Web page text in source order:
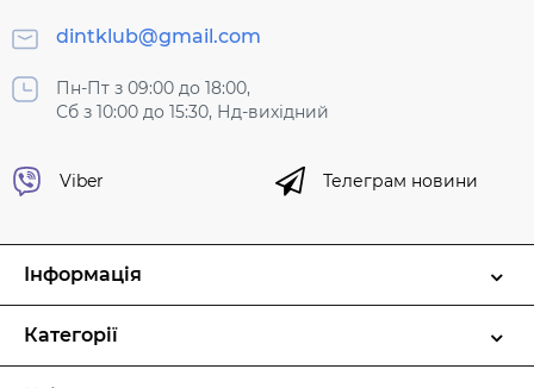
dintklub@gmail.com
Пн-Пт з 09:00 до 18:00,
Сб з 10:00 до 15:30, Нд-вихідний
Viber Телеграм новини
Інформація
Категорії